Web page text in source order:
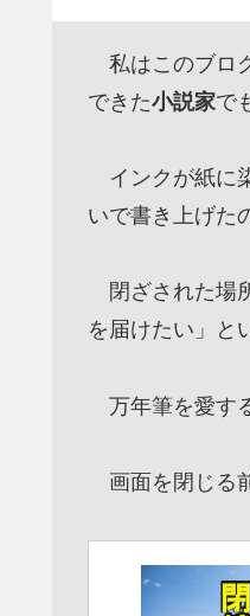
私はこのブロ
できた小説家で
インクが紙に
いで書き上げた
閉ざされた場
を届けたい」と
万年筆を愛す
画面を閉じる